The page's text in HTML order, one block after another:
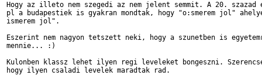
Hogy az illeto nem szegedi az nem jelent semmit. A 20. szazad
pl a budapestiek is gyakran mondtak, hogy "o:smerem jol"
ismerem jol".
Eszerint nem nagyon tetszett neki, hogy a szunetben is
mennie... :)
Kulonben klassz lehet ilyen regi leveleket bongeszni.
hogy ilyen csaladi levelek maradtak rad.